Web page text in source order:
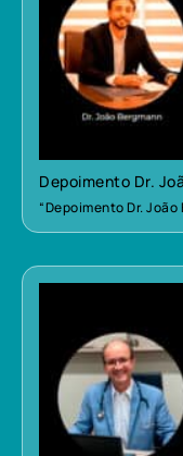
Depoimento Dr.
“Depoimento Dr. João